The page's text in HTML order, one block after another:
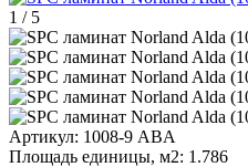
1 / 5
Артикул: 1008-9 ABA
Площадь единицы, м2: 1.786